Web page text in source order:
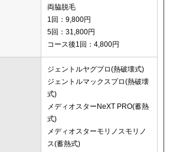
両脇脱毛
1回：9,800円
5回：31,800円
コース後1回：4,800円
ジェントルヤグプロ(熱破壊式)
ジェントルマックスプロ(熱破壊
式)
メディオスターNeXT PRO(蓄熱
式)
メディオスターモリノスモリノ
ス(蓄熱式)